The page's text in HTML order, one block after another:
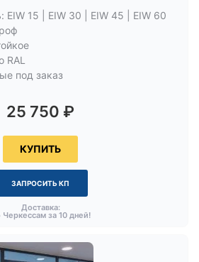
EIW 15 | EIW 30 | EIW 45 | EIW 60
RAL
под заказ
25 750 ₽
КУПИТЬ
ЗАПРОСИТЬ КП
Доставка:
Черкессам за 10 дней!